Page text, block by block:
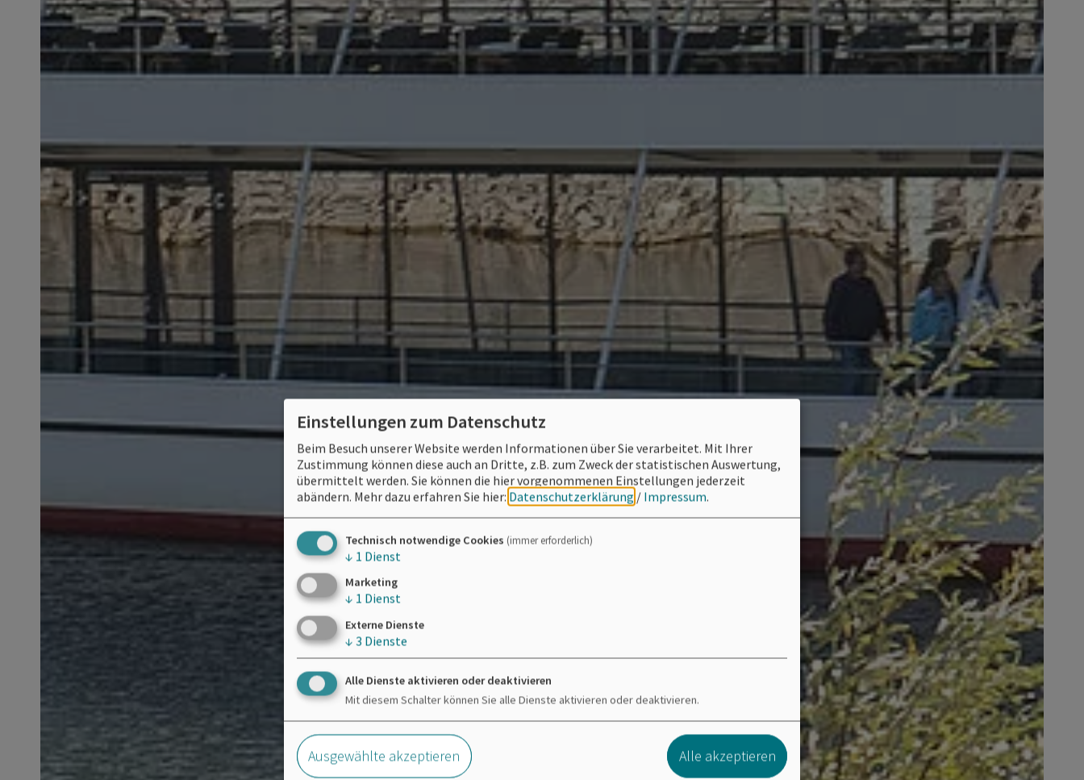
Einstellungen zum Datenschutz
Beim Besuch unserer Website werden Informationen über Sie verarbeitet. Mit Ihrer
Zustimmung können diese auch an Dritte, z.B. zum Zweck der statistischen Auswertung,
übermittelt werden. Sie können die hier vorgenommenen Einstellungen jederzeit
abändern. Mehr dazu erfahren Sie hier: Datenschutzerklärung / Impressum.
Technisch notwendige Cookies (immer erforderlich)
↓ 1 Dienst
Marketing
↓ 1 Dienst
Externe Dienste
↓ 3 Dienste
Alle Dienste aktivieren oder deaktivieren
Mit diesem Schalter können Sie alle Dienste aktivieren oder deaktivieren.
Ausgewählte akzeptieren Alle akzeptieren